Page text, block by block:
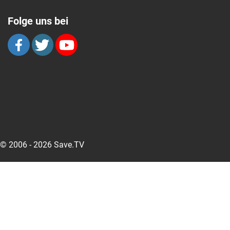
Folge uns bei
© 2006 - 2026 Save.TV